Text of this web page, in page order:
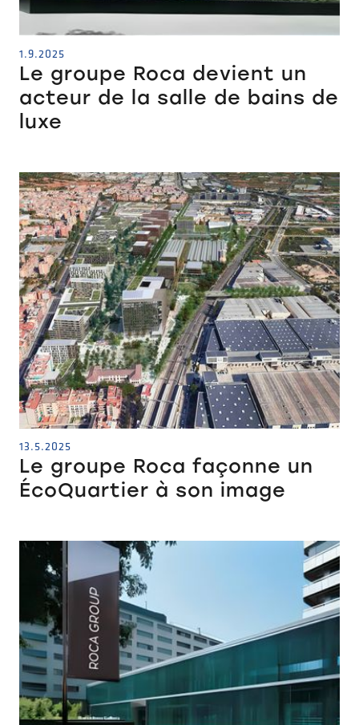
1.9.2025
Le groupe Roca devient un
acteur de la salle de bains de
luxe
13.5.2025
Le groupe Roca façonne un
ÉcoQuartier à son image